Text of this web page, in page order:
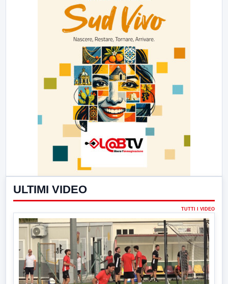
ULTIMI VIDEO
TUTTI I VIDEO